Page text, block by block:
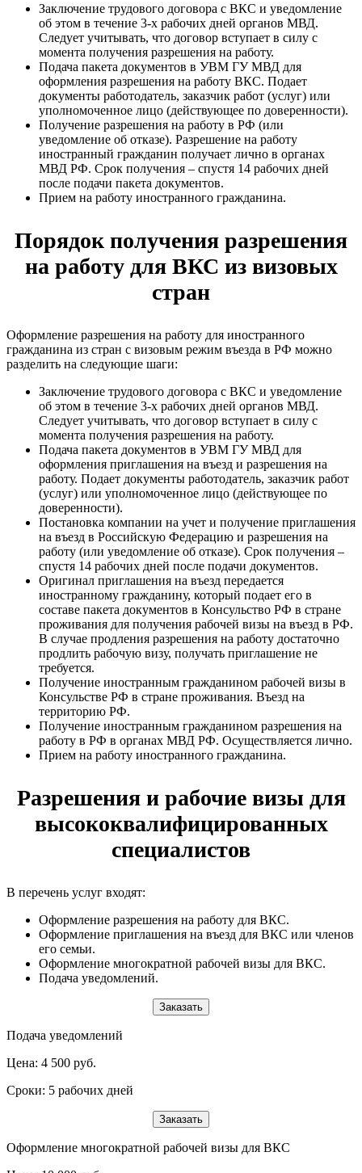
Заключение трудового договора с ВКС и уведомление
об этом в течение 3-х рабочих дней органов МВД.
Следует учитывать, что договор вступает в силу с
момента получения разрешения на работу.
Подача пакета документов в УВМ ГУ МВД для
оформления разрешения на работу ВКС. Подает
документы работодатель, заказчик работ (услуг) или
уполномоченное лицо (действующее по доверенности).
Получение разрешения на работу в РФ (или
уведомление об отказе). Разрешение на работу
иностранный гражданин получает лично в органах
МВД РФ. Срок получения – спустя 14 рабочих дней
после подачи пакета документов.
Прием на работу иностранного гражданина.
Порядок получения разрешения
на работу для ВКС из визовых
стран
Оформление разрешения на работу для иностранного
гражданина из стран с визовым режим въезда в РФ можно
разделить на следующие шаги:
Заключение трудового договора с ВКС и уведомление
об этом в течение 3-х рабочих дней органов МВД.
Следует учитывать, что договор вступает в силу с
момента получения разрешения на работу.
Подача пакета документов в УВМ ГУ МВД для
оформления приглашения на въезд и разрешения на
работу. Подает документы работодатель, заказчик работ
(услуг) или уполномоченное лицо (действующее по
доверенности).
Постановка компании на учет и получение приглашения
на въезд в Российскую Федерацию и разрешения на
работу (или уведомление об отказе). Срок получения –
спустя 14 рабочих дней после подачи документов.
Оригинал приглашения на въезд передается
иностранному гражданину, который подает его в
составе пакета документов в Консульство РФ в стране
проживания для получения рабочей визы на въезд в РФ.
В случае продления разрешения на работу достаточно
продлить рабочую визу, получать приглашение не
требуется.
Получение иностранным гражданином рабочей визы в
Консульстве РФ в стране проживания. Въезд на
территорию РФ.
Получение иностранным гражданином разрешения на
работу в РФ в органах МВД РФ. Осуществляется лично.
Прием на работу иностранного гражданина.
Разрешения и рабочие визы для
высококвалифицированных
специалистов
В перечень услуг входят:
Оформление разрешения на работу для ВКС.
Оформление приглашения на въезд для ВКС или членов
его семьи.
Оформление многократной рабочей визы для ВКС.
Подача уведомлений.
Заказать
Подача уведомлений
Цена: 4 500 руб.
Сроки: 5 рабочих дней
Заказать
Оформление многократной рабочей визы для ВКС